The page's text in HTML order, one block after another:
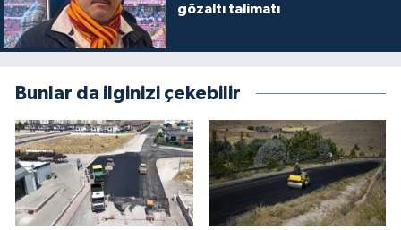
gözaltı talimatı
Bunlar da ilginizi çekebilir